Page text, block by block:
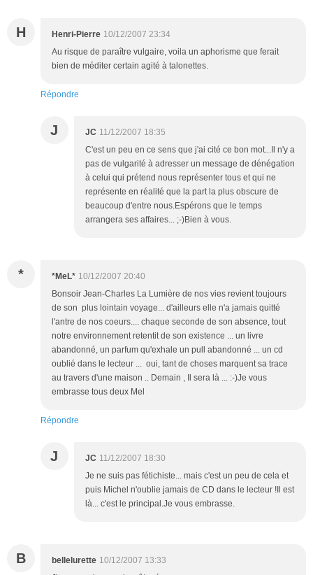
H Henri-Pierre 10/12/2007 23:34
Au risque de paraître vulgaire, voila un aphorisme que ferait
bien de méditer certain agité à talonettes.
Répondre
J JC 11/12/2007 18:35
C'est un peu en ce sens que j'ai cité ce bon mot...Il n'y a
pas de vulgarité à adresser un message de dénégation
à celui qui prétend nous représenter tous et qui ne
représente en réalité que la part la plus obscure de
beaucoup d'entre nous.Espérons que le temps
arrangera ses affaires... ;-)Bien à vous.
* *MeL* 10/12/2007 20:40
Bonsoir Jean-Charles La Lumière de nos vies revient toujours
de son plus lointain voyage... d'ailleurs elle n'a jamais quitté
l'antre de nos coeurs.... chaque seconde de son absence, tout
notre environnement retentit de son existence ... un livre
abandonné, un parfum qu'exhale un pull abandonné ... un cd
oublié dans le lecteur ... oui, tant de choses marquent sa trace
au travers d'une maison .. Demain , Il sera là ... :-)Je vous
embrasse tous deux Mel
Répondre
J JC 11/12/2007 18:30
Je ne suis pas fétichiste... mais c'est un peu de cela et
puis Michel n'oublie jamais de CD dans le lecteur !Il est
là... c'est le principal.Je vous embrasse.
B bellelurette 10/12/2007 13:33